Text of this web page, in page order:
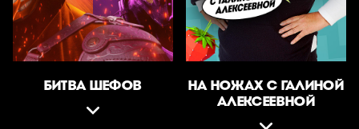
БИТВА ШЕФОВ
НА НОЖАХ С ГАЛИНОЙ
АЛЕКСЕЕВНОЙ